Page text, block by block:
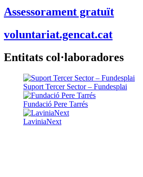
Assessorament gratuït
voluntariat.gencat.cat
Entitats col·laboradores
Suport Tercer Sector – Fundesplai
Fundació Pere Tarrés
LaviniaNext